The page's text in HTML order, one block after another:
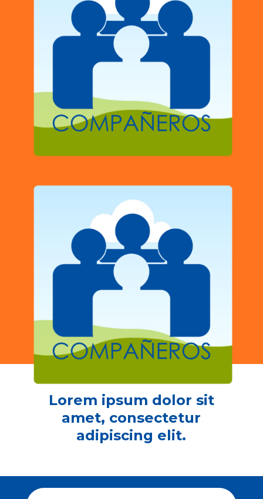
Lorem ipsum dolor sit
amet, consectetur
adipiscing elit.